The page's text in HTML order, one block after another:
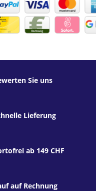
Sie uns
Lieferung
ab 149 CHF
auf Rechnung